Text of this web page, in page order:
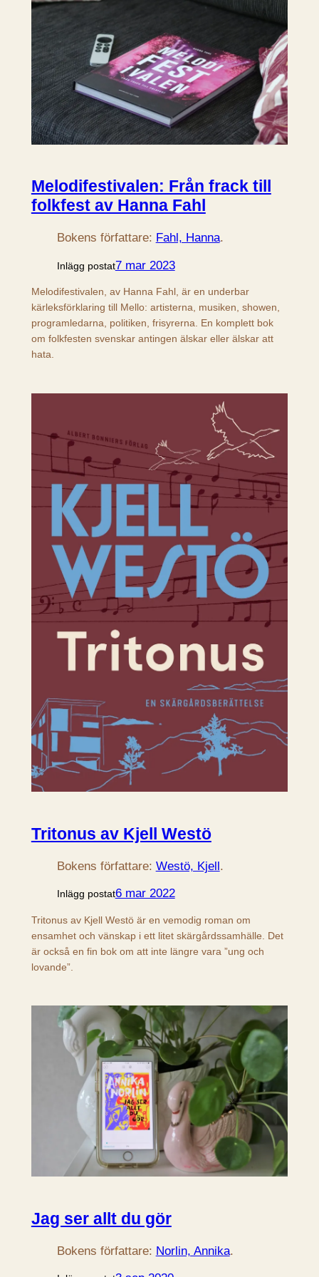
Melodifestivalen: Från frack till
folkfest av Hanna Fahl
Bokens författare: Fahl, Hanna.
Inlägg postat7 mar 2023
Melodifestivalen, av Hanna Fahl, är en underbar
kärleksförklaring till Mello: artisterna, musiken, showen,
programledarna, politiken, frisyrerna. En komplett bok
om folkfesten svenskar antingen älskar eller älskar att
hata.
Tritonus av Kjell Westö
Bokens författare: Westö, Kjell.
Inlägg postat6 mar 2022
Tritonus av Kjell Westö är en vemodig roman om
ensamhet och vänskap i ett litet skärgårdssamhälle. Det
är också en fin bok om att inte längre vara ”ung och
lovande”.
Jag ser allt du gör
Bokens författare: Norlin, Annika.